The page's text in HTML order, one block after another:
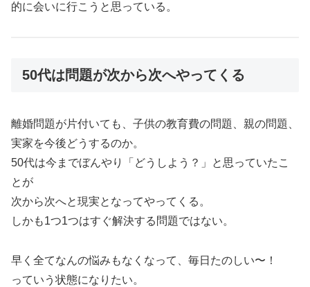
的に会いに行こうと思っている。
50代は問題が次から次へやってくる
離婚問題が片付いても、子供の教育費の問題、親の問題、
実家を今後どうするのか。
50代は今までぼんやり「どうしよう？」と思っていたこ
とが
次から次へと現実となってやってくる。
しかも1つ1つはすぐ解決する問題ではない。
早く全てなんの悩みもなくなって、毎日たのしい〜！
っていう状態になりたい。